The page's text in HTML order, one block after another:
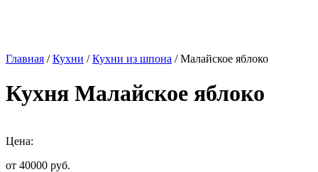
Главная /Кухни /Кухни из шпона / Малайское яблоко
Кухня Малайское яблоко
Цена:
от 40000 руб.